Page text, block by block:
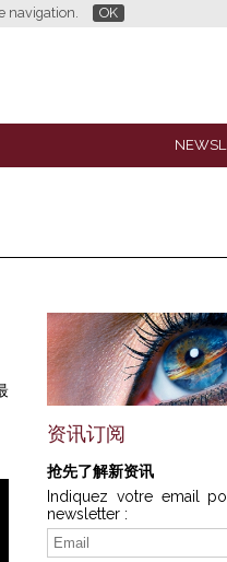
navigation. OK
资讯订阅
抢先了解新资讯
Indiquez votre email
newsletter :